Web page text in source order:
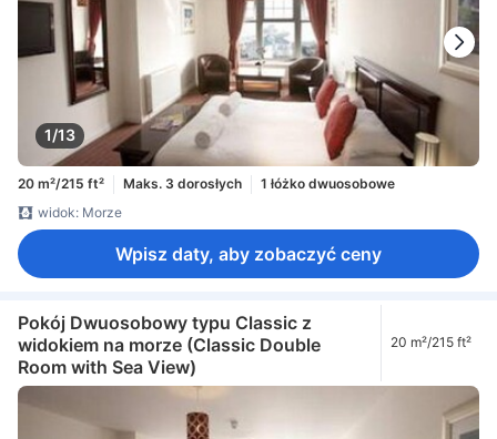
1/13
20 m²/215 ft² Maks. 3 dorosłych
1 łóżko dwuosobowe
widok: Morze
Wpisz daty, aby zobaczyć ceny
Pokój Dwuosobowy typu Classic z
widokiem na morze (Classic Double
Room with Sea View)
20 m²/215 ft²